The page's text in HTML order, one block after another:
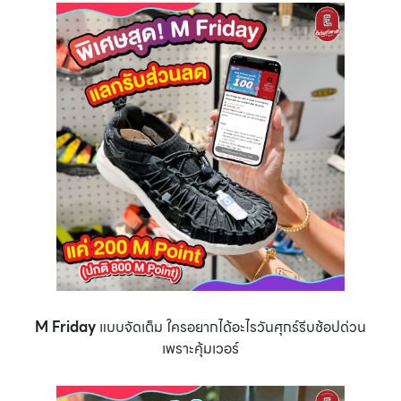
M Friday แบบจัดเต็ม ใครอยากได้อะไรวันศุกร์รีบช้อปด่วน
เพราะคุ้มเวอร์